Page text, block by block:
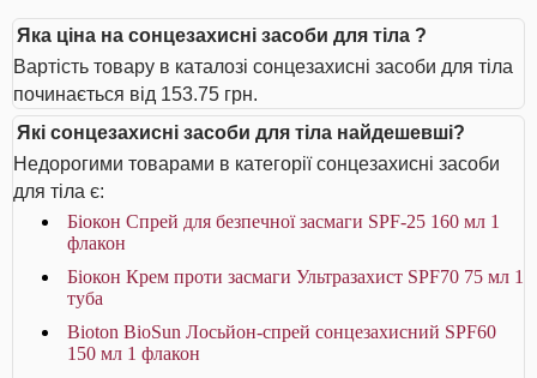
Яка ціна на сонцезахисні засоби для тіла ?
Вартість товару в каталозі сонцезахисні засоби для тіла
починається від 153.75 грн.
Які сонцезахисні засоби для тіла найдешевші?
Недорогими товарами в категорії сонцезахисні засоби
для тіла є:
Біокон Спрей для безпечної засмаги SPF-25 160 мл 1
флакон
Біокон Крем проти засмаги Ультразахист SPF70 75 мл 1
туба
Bioton BioSun Лосьйон-спрей сонцезахисний SPF60
150 мл 1 флакон